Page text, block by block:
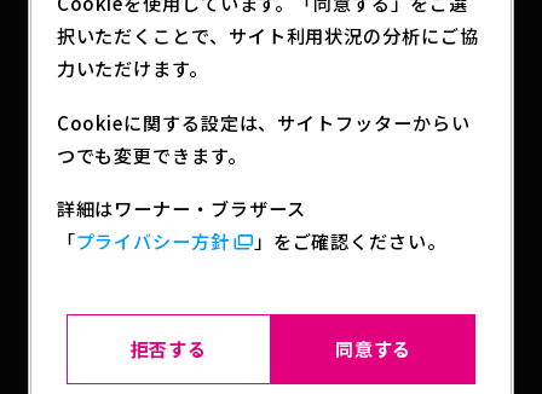
込）お買い上げごとに特典ミニカードを1枚プレゼ
ント！
ャラクターグッズ（原作・メーカー様問わず）
※絵柄はお選びいただけません。
択いただくことで、サイト利用状況の分析にご協
力いただけます。
Cookieに関する設定は、サイトフッターからい
つでも変更できます。
詳細はワーナー・ブラザース
「プライバシー方針 」をご確認ください。
拒否する 同意する